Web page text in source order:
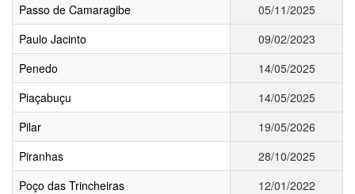
Passo de Camaragibe
05/11/2025
Paulo Jacinto
09/02/2023
Penedo
14/05/2025
Piaçabuçu
14/05/2025
Pilar
19/05/2026
Piranhas
28/10/2025
Poço das Trincheiras
12/01/2022